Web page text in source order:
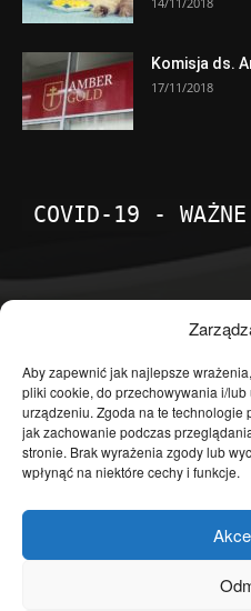
Aby zapewnić jak najlepsze
pliki cookie, do przechowywania i/
urządzeniu. Zgoda na te technologie
jak zachowanie podczas
stronie. Brak wyrażenia zgody lub
wpłynąć na niektóre cechy i funkcje.
Komisja ds.
17/11/2018
COVID-19 - WAŻNE
Temat dnia
Publicystyka
Polityka
Polska
Społeczeństwo